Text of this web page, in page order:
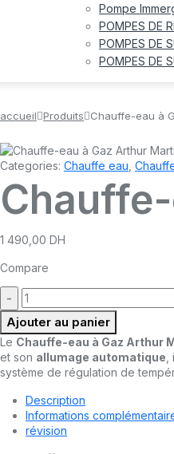
Pompe
POMPES DE
POMPES DE
POMPES DE
accueil Produits Chauffe-eau à
Categories: Chauffe eau
1 490,00 DH
Compare
quantité
:
Ajouter au panier
Le Chauffe-eau à Gaz Arthur
et son allumage automatique
système de régulation de
Description
Informations
révision